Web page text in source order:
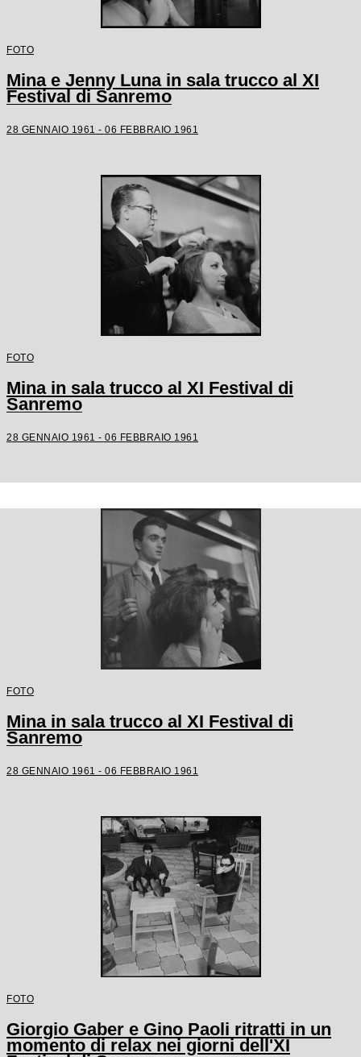
FOTO
Mina e Jenny Luna in sala trucco al XI
Festival di Sanremo
28 GENNAIO 1961 - 06 FEBBRAIO 1961
FOTO
Mina in sala trucco al XI Festival di
Sanremo
28 GENNAIO 1961 - 06 FEBBRAIO 1961
FOTO
Mina in sala trucco al XI Festival di
Sanremo
28 GENNAIO 1961 - 06 FEBBRAIO 1961
FOTO
Giorgio Gaber e Gino Paoli ritratti in un
momento di relax nei giorni dell'XI